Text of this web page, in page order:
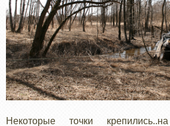
Некоторые точки